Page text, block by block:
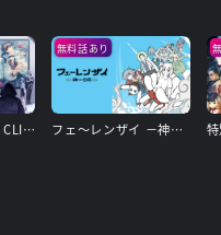
時光代理人 -LINK CLICK- Ⅱ
無料話あり
フェ～レンザイ －神さまの日常－